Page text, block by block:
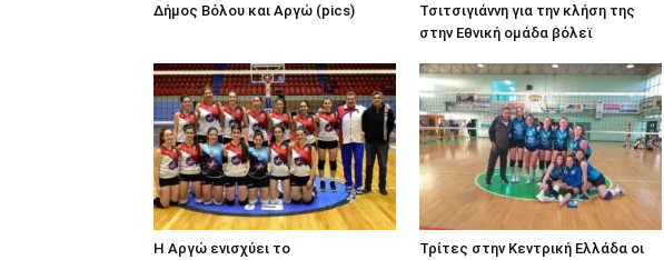
Δήμος Βόλου και Αργώ (pics)
Τσιτσιγιάννη για την κλήση της
στην Εθνική ομάδα βόλεϊ
Η Αργώ ενισχύει το
Τρίτες στην Κεντρική Ελλάδα οι